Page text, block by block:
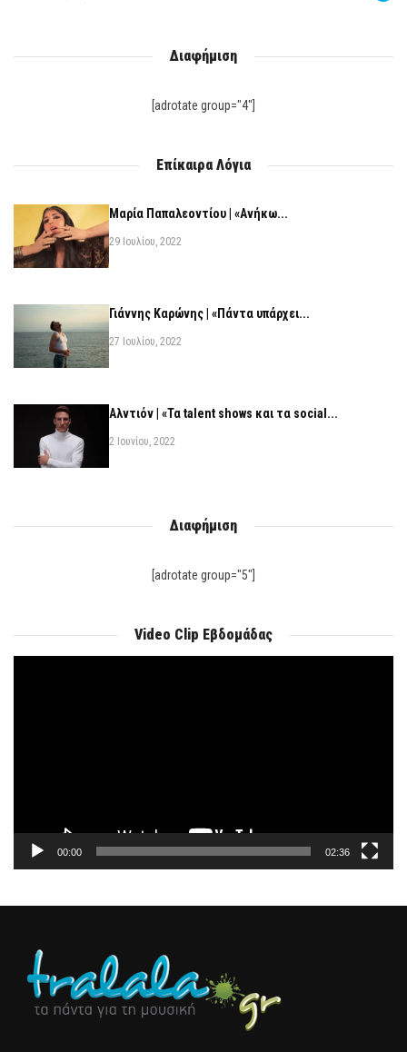
Διαφήμιση
[adrotate group="4"]
Επίκαιρα Λόγια
Μαρία Παπαλεοντίου | «Ανήκω...
29 Ιουλίου, 2022
Γιάννης Καρώνης | «Πάντα υπάρχει...
27 Ιουλίου, 2022
Αλντιόν | «Τα talent shows και τα social...
2 Ιουνίου, 2022
Διαφήμιση
[adrotate group="5"]
Video Clip Εβδομάδας
00:00 02:36